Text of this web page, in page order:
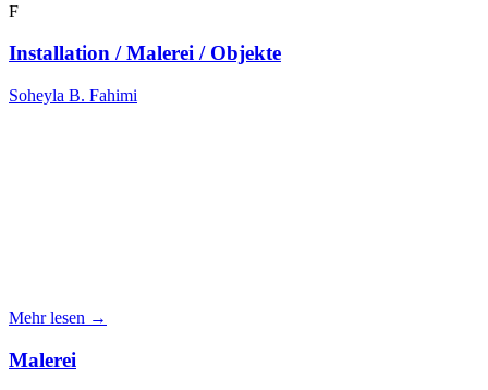
F
Installation / Malerei / Objekte
Soheyla B. Fahimi
Mehr lesen →
Malerei